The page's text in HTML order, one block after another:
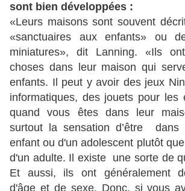
sont bien développées :
«Leurs maisons sont souvent
«sanctuaires aux enfants» ou
miniatures», dit Lanning. «Ils
choses dans leur maison qui
enfants. Il peut y avoir des jeux
informatiques, des jouets pour les
quand vous êtes dans leur
surtout la sensation d’être dans
enfant ou d'un adolescent plutôt
d'un adulte. Il existe une sorte de
Et aussi, ils ont généralement
d'âge et de sexe. Donc, si vous